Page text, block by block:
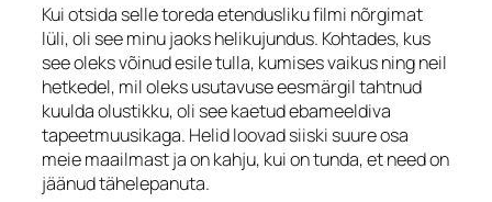
Kui otsida selle toreda etendusliku filmi nõrgimat
lüli, oli see minu jaoks helikujundus. Kohtades, kus
see oleks võinud esile tulla, kumises vaikus ning neil
hetkedel, mil oleks usutavuse eesmärgil tahtnud
kuulda olustikku, oli see kaetud ebameeldiva
tapeetmuusikaga. Helid loovad siiski suure osa
meie maailmast ja on kahju, kui on tunda, et need on
jäänud tähelepanuta.